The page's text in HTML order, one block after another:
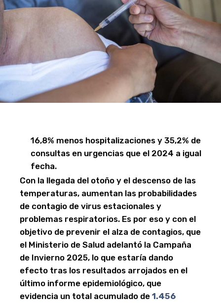
16,8% menos hospitalizaciones y 35,2% de
consultas en urgencias que el 2024 a igual
fecha.
Con la llegada del otoño y el descenso de las
temperaturas, aumentan las probabilidades
de contagio de virus estacionales y
problemas respiratorios. Es por eso y con el
objetivo de prevenir el alza de contagios, que
el Ministerio de Salud adelantó la Campaña
de Invierno 2025, lo que estaría dando
efecto tras los resultados arrojados en el
último informe epidemiológico, que
evidencia un total acumulado de 1.456